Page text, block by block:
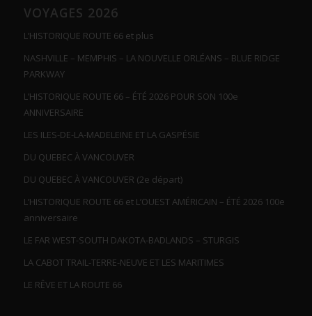
VOYAGES 2026
L’HISTORIQUE ROUTE 66 et plus
NASHVILLE – MEMPHIS – LA NOUVELLE ORLÉANS – BLUE RIDGE
PARKWAY
L’HISTORIQUE ROUTE 66 – ÉTÉ 2026 POUR SON 100e
ANNIVERSAIRE
LES ILES-DE-LA-MADELEINE ET LA GASPÉSIE
DU QUEBEC À VANCOUVER
DU QUEBEC À VANCOUVER (2e départ)
L’HISTORIQUE ROUTE 66 et L’OUEST AMÉRICAIN – ÉTÉ 2026 100e
anniversaire
LE FAR WEST-SOUTH DAKOTA-BADLANDS – STURGIS
LA CABOT TRAIL-TERRE-NEUVE ET LES MARITIMES
LE RÊVE ET LA ROUTE 66